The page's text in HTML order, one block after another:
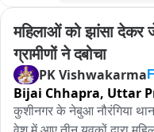
वसूली की जा रही है।
खंड विकास अधिकारी अखंड
नहीं थी। शिकायत मिलने पर
गया है। यदि अनियमितता और
लोगों के विरुद्ध नियमानुसार
अभिषेक सिंह ने कहा कि आधार
महिलाओं को झांसा देकर
ग्रामीणों ने दबोचा
PK Vishwakarma
Bijai Chhapra, Uttar
कुशीनगर के नेबुआ नौरंगिया